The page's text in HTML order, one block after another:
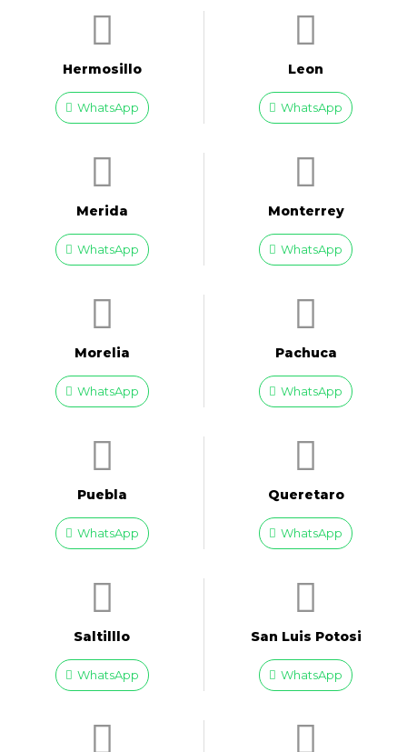
Hermosillo
WhatsApp
Leon
WhatsApp
Merida
WhatsApp
Monterrey
WhatsApp
Morelia
WhatsApp
Pachuca
WhatsApp
Puebla
WhatsApp
Queretaro
WhatsApp
Saltilllo
WhatsApp
San Luis Potosi
WhatsApp